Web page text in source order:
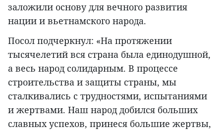
заложили основу для вечного развития
нации и вьетнамского народа.
Посол подчеркнул: «На протяжении
тысячелетий вся страна была единодушной,
а весь народ солидарным. В процессе
строительства и защиты страны, мы
сталкивались с трудностями, испытаниями
и жертвами. Наш народ добился больших
славных успехов, принеся большие жертвы,